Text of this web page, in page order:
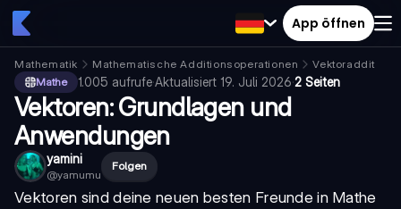
App öffnen
Mathematik Mathematische Additionsoperationen
Vektoraddition
Mathe
1.005 aufrufe·Aktualisiert 19. Juli 2026·2 Seiten
Vektoren: Grundlagen und
Anwendungen
yamini
@yamumu
Folgen
Vektoren sind deine neuen besten Freunde in Mathe